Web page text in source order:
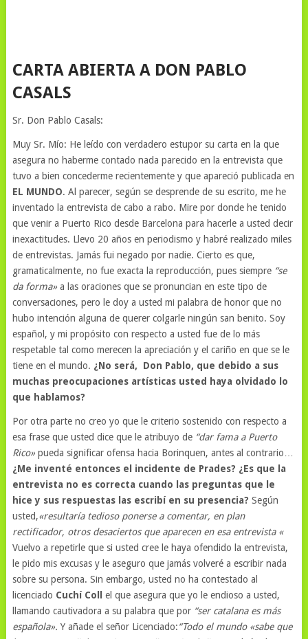
CARTA ABIERTA A DON PABLO
CASALS
Sr. Don Pablo Casals:
Muy Sr. Mío: He leído con verdadero estupor su carta en la que
asegura no haberme contado nada parecido en la entrevista que
tuvo a bien concederme recientemente y que apareció publicada en
EL MUNDO. Al parecer, según se desprende de su escrito, me he
inventado la entrevista de cabo a rabo. Mire por donde he tenido
que venir a Puerto Rico desde Barcelona para hacerle a usted decir
inexactitudes. Llevo 20 años en periodismo y habré realizado miles
de entrevistas. Jamás fui negado por nadie. Cierto es que,
gramaticalmente, no fue exacta la reproducción, pues siempre “se
da forma»a las oraciones que se pronuncian en este tipo de
conversaciones, pero le doy a usted mi palabra de honor que no
hubo intención alguna de querer colgarle ningún san benito. Soy
español, y mi propósito con respecto a usted fue de lo más
respetable tal como merecen la apreciación y el cariño en que se le
tiene en el mundo. ¿No será, Don Pablo, que debido a sus
muchas preocupaciones artísticas usted haya olvidado lo
que hablamos?
Por otra parte no creo yo que le criterio sostenido con respecto a
esa frase que usted dice que le atribuyo de “dar fama a Puerto
Rico»pueda significar ofensa hacia Borinquen, antes al contrario…
¿Me inventé entonces el incidente de Prades? ¿Es que la
entrevista no es correcta cuando las preguntas que le
hice y sus respuestas las escribí en su presencia? Según
usted,«resultaría tedioso ponerse a comentar, en plan
rectificador, otros desaciertos que aparecen en esa entrevista «
Vuelvo a repetirle que si usted cree le haya ofendido la entrevista,
le pido mis excusas y le aseguro que jamás volveré a escribir nada
sobre su persona. Sin embargo, usted no ha contestado al
licenciado Cuchí Coll
el que asegura que yo le endioso a usted,
llamando cautivadora a su palabra que por “ser catalana es más
española». Y añade el señor Licenciado:“Todo el mundo «sabe que